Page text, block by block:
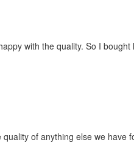
with the quality. So I
of anything else we have